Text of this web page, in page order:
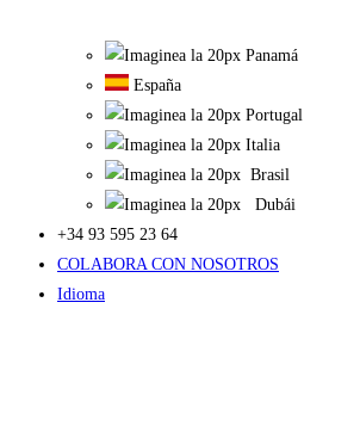
Panamá
España
Portugal
Italia
Brasil
Dubái
+34 93 595 23 64
COLABORA CON NOSOTROS
Idioma